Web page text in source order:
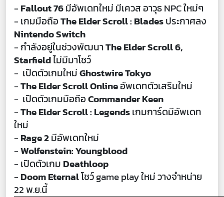
- Fallout 76มีอัพเดทใหม่ มีเควส อาวุธ NPC ใหม่ๆ
- เกมมือถือThe Elder Scroll : Bladesประกาศลง
Nintendo Switch
- กำลังอยู่ในช่วงพัฒนาThe Elder Scroll 6,
Starfieldไม่มีมาโชว์
- เปิดตัวเกมใหม่Ghostwire Tokyo
-The Elder Scroll Onlineอัพเดทตัวเสริมใหม่
- เปิดตัวเกมมือถือCommander Keen
-The Elder Scroll : Legendsเกมการ์ดมีอัพเดท
ใหม่
- Rage 2มีอัพเดทใหม่
-Wolfenstein: Youngblood
- เปิดตัวเกม Deathloop
- Doom Eternalโชว์ game play ใหม่ วางจำหน่าย
22 พ.ย.นี้